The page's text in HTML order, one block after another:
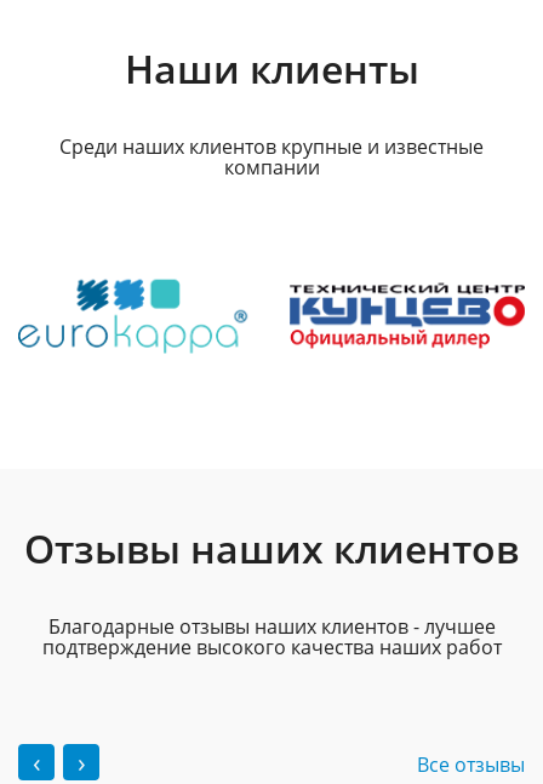
Наши клиенты
Среди наших клиентов крупные и известные
компании
Отзывы наших клиентов
Благодарные отзывы наших клиентов - лучшее
подтверждение высокого качества наших работ
‹ › Все отзывы